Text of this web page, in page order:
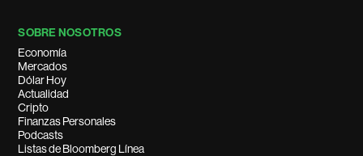
SOBRE NOSOTROS
Economía
Mercados
Dólar Hoy
Actualidad
Cripto
Finanzas Personales
Podcasts
Listas de Bloomberg Línea